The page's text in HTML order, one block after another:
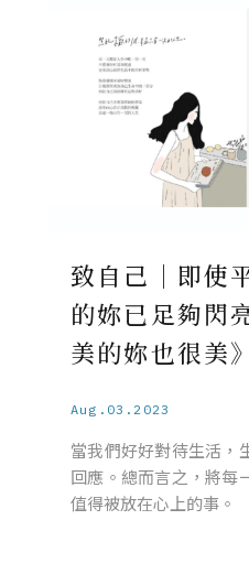
致自己｜即使
的妳已足夠
美的妳也很美》
Aug.03.2023
當我們好好對待生活，
回應。總而言之，將每
值得被放在心上的事。